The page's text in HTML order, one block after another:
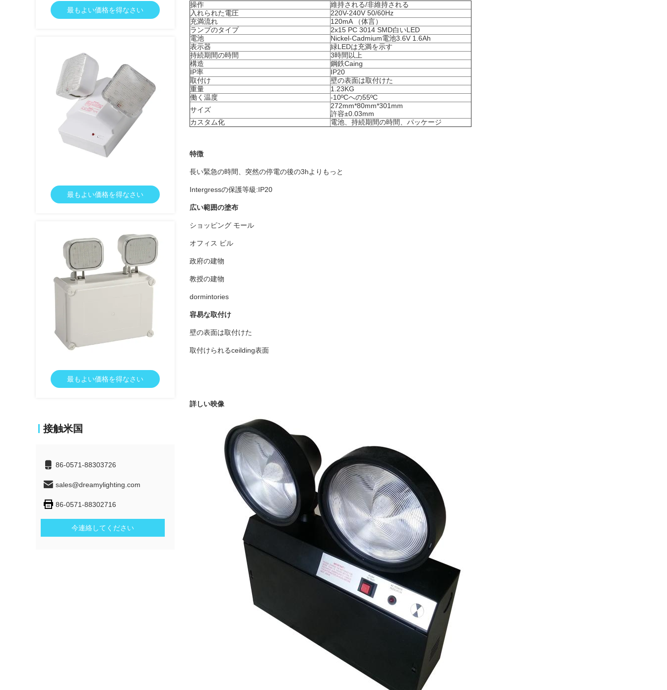
最もよい価格を得なさい
最もよい価格を得なさい
最もよい価格を得なさい
接触米国
86-0571-88303726
sales@dreamylighting.com
86-0571-88302716
今連絡してください
操作
維持される/非維持される
入れられた電圧
220V-240V 50/60Hz
充満流れ
120mA （体言）
ランプのタイプ
2x15 PC 3014 SMD白いLED
電池
Nickel-Cadmium電池3.6V 1.6Ah
表示器
緑LEDは充満を示す
持続期間の時間
3時間以上
構造
鋼鉄Caing
IP率
IP20
取付け
壁の表面は取付けた
重量
1.23KG
働く温度
-10ºCへの55ºC
サイズ
272mm*80mm*301mm
許容±0.03mm
カスタム化
電池、持続期間の時間、パッケージ
特徴
長い緊急の時間、突然の停電の後の3hよりもっと
Intergressの保護等級:IP20
広い範囲の塗布
ショッピング モール
オフィス ビル
政府の建物
教授の建物
dormintories
容易な取付け
壁の表面は取付けた
取付けられるceilding表面
詳しい映像